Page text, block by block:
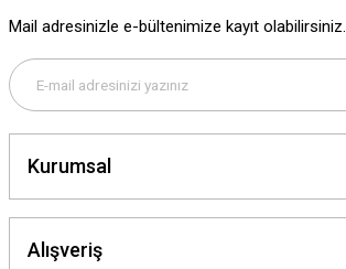
Mail adresinizle e-bültenimize kayıt olabilirsiniz.
Kurumsal
Alışveriş